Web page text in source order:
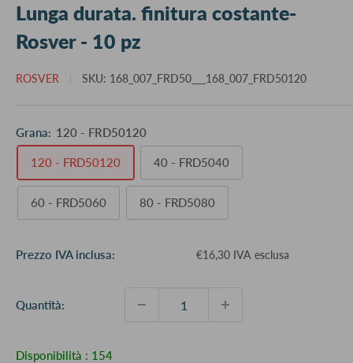
Lunga durata. finitura costante-
Rosver - 10 pz
ROSVER SKU: 168_007_FRD50___168_007_FRD50120
Grana: 120 - FRD50120
120 - FRD50120 40 - FRD5040
60 - FRD5060 80 - FRD5080
Prezzo IVA inclusa: €16,30 IVA esclusa
Quantità:
Disponibilità : 154